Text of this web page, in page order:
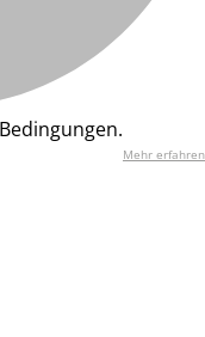
Mehr erfahren